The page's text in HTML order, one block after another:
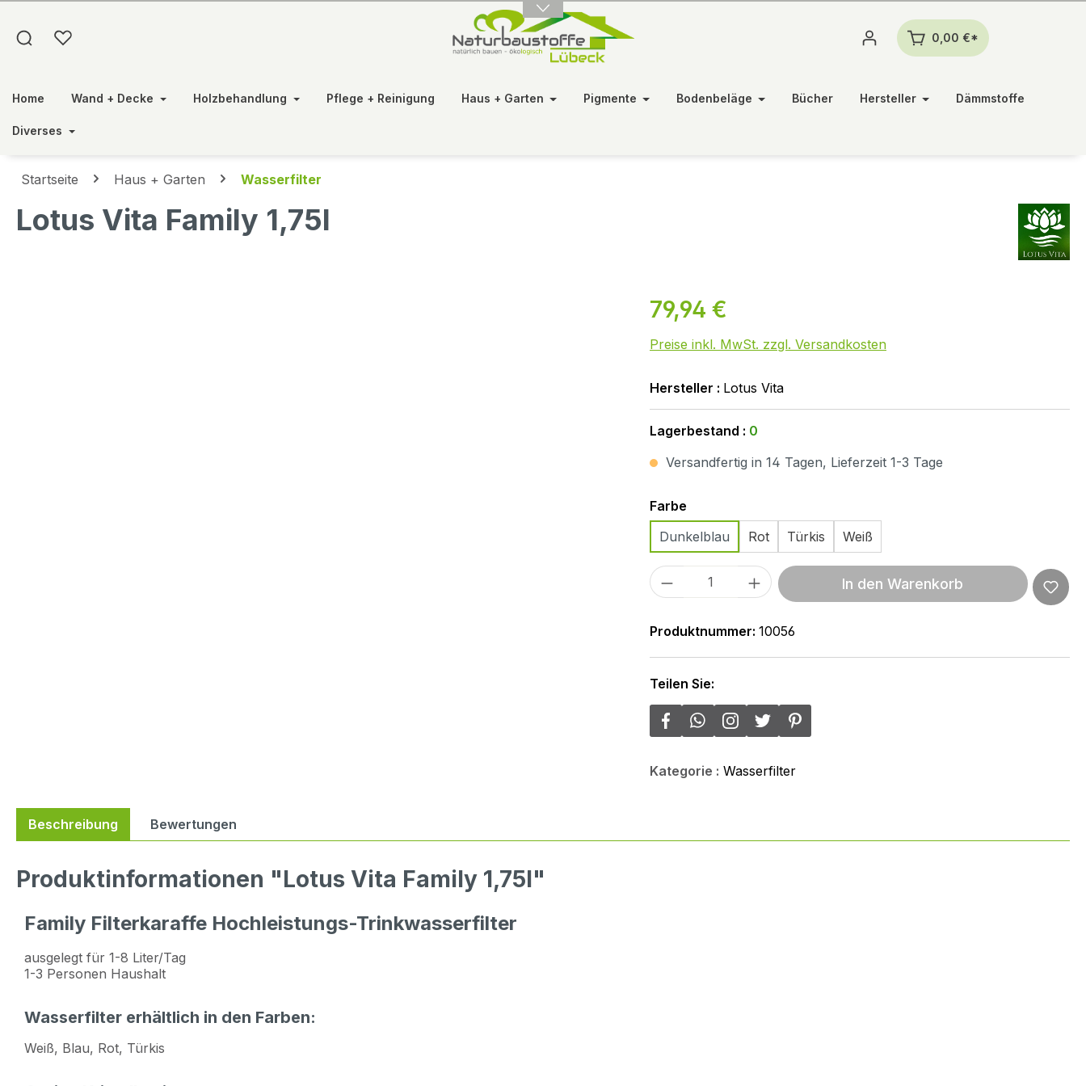
0,00 €*
Home Wand + Decke Holzbehandlung Pflege + Reinigung Haus + Garten Pigmente Bodenbeläge Bücher Hersteller Dämmstoffe
Diverses
Startseite Haus + Garten Wasserfilter
Lotus Vita Family 1,75l
79,94 €
Preise inkl. MwSt. zzgl. Versandkosten
Hersteller : Lotus Vita
Lagerbestand : 0
Versandfertig in 14 Tagen, Lieferzeit 1-3 Tage
Farbe
Dunkelblau
Rot Türkis Weiß
Produkt Anzahl: Gib den gewünschten Wert
In den Warenkorb
Produktnummer: 10056
Teilen Sie:
Kategorie : Wasserfilter
Beschreibung Bewertungen
Produktinformationen "Lotus Vita Family 1,75l"
Family Filterkaraffe Hochleistungs-Trinkwasserfilter
ausgelegt für 1-8 Liter/Tag
1-3 Personen Haushalt
Wasserfilter erhältlich in den Farben:
Weiß, Blau, Rot, Türkis